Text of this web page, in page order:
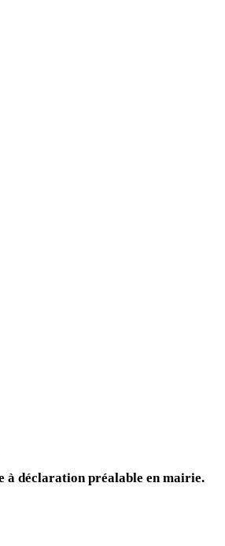
à déclaration préalable en mairie.